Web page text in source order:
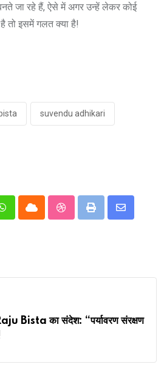
जा रहे हैं, ऐसे में अगर उन्हें लेकर कोई
तो इसमें गलत क्या है!
suvendu adhikari
WhatsappCloud StumbleUpon
Print
Share
Raju Bista का संदेश: “पर्यावरण संरक्षण